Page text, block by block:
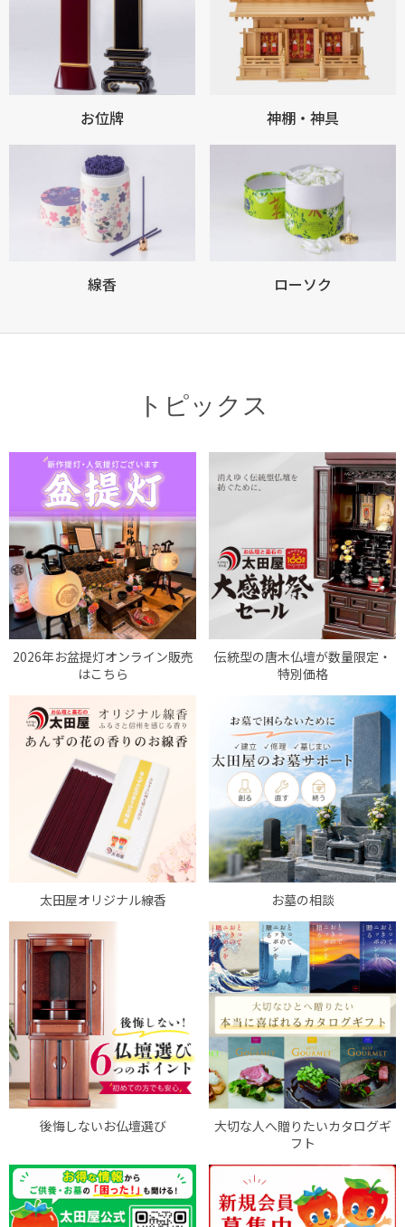
お位牌 神棚・神具
線香 ローソク
トピックス
2026年お盆提灯オンライン販売
はこちら
伝統型の唐木仏壇が数量限定・
特別価格
太田屋オリジナル線香 お墓の相談
後悔しないお仏壇選び
大切な人へ贈りたいカタログギ
フト